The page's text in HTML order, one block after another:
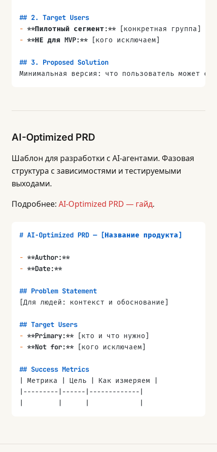
- [ ]
### P2 — Nice to Have
[ ]
## 8. Non-Functional Requirements
- Performance:
As a [персона ], I want [
## 10. Wireframes / Mockups
[Ссылка на дизайны]
Архитектура, зависимости, интеграции.
| Фаза | Результат | Дата |
|      |           |      |
| Риск | Влияние | Митигация |
|------|---------|-----------|
## 14. Open Questions
- [ ]
## 2. Target Users
- **Пилотный сегмент:** [конкретная группа]
- **НЕ для MVP:** [кого исключаем]
## 3. Proposed Solution
Минимальная версия: что пользователь может
## 5. P0 Requirements
- [ ]
- [ ]
## 6. Success Metrics
| Метрика | Цель | Как измеряем |
|---------|------|-------------|
|         |      |             |
Измеримо в первые две-четыре недели после
AI-Optimized PRD
Шаблон для разработки с AI-агентами. Фазовая
структура с зависимостями и тестируемыми
выходами.
Подробнее: AI-Optimized PRD — гайд.
# AI-Optimized PRD — [Название продукта]
- **Author:**
- **Date:**
## Problem Statement
[Для людей: контекст и обоснование]
## Target Users
- **Primary:** [кто и что нужно]
- **Not for:** [кого исключаем]
## Success Metrics
| Метрика | Цель | Как измеряем |
|---------|------|-------------|
|         |      |             |